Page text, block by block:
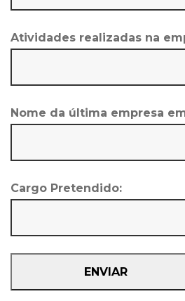
Atividades realizadas na
Nome da última empresa
Cargo Pretendido: